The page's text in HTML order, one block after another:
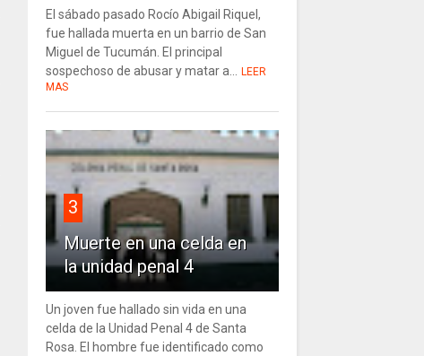
El sábado pasado Rocío Abigail Riquel,
fue hallada muerta en un barrio de San
Miguel de Tucumán. El principal
sospechoso de abusar y matar a... LEER
MAS
3
Muerte en una celda en
la unidad penal 4
Un joven fue hallado sin vida en una
celda de la Unidad Penal 4 de Santa
Rosa. El hombre fue identificado como